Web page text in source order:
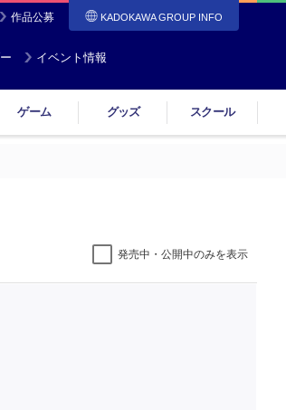
作品公募 KADOKAWA GROUP INFO
イベント情報
ゲーム グッズ スクール
発売中・公開中のみを表示